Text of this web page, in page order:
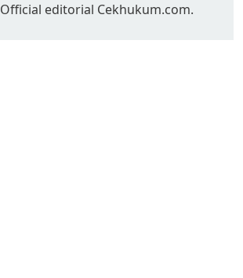
Official editorial Cekhukum.com.